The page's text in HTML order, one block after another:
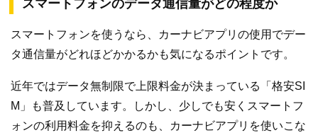
スマートフォンのデータ通信量がどの程度か
スマートフォンを使うなら、カーナビアプリの使用でデー
タ通信量がどれほどかかるかも気になるポイントです。
近年ではデータ無制限で上限料金が決まっている「格安SI
M」も普及しています。しかし、少しでも安くスマートフ
ォンの利用料金を抑えるのも、カーナビアプリを使いこな